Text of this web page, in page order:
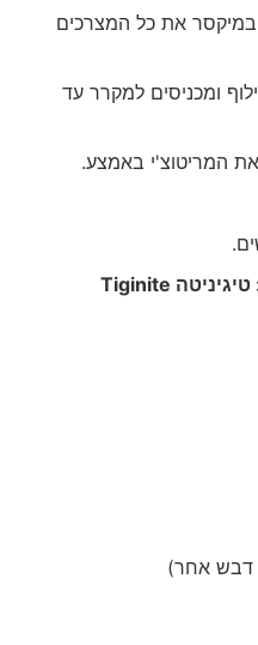
את כל המצרכים
ומכניסים למקרר עד
המריטוצ'י באמצע.
Tiginite
אחר)